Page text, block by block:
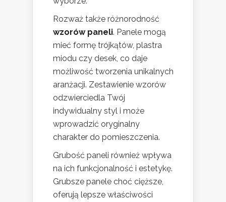
Rozważ także różnorodność
wzorów paneli. Panele mogą
mieć formę trójkątów, plastra
miodu czy desek, co daje
możliwość tworzenia unikalnych
aranżacji. Zestawienie wzorów
odzwierciedla Twój
indywidualny styl i może
wprowadzić oryginalny
charakter do pomieszczenia.
Grubość paneli również wpływa
na ich funkcjonalność i estetykę.
Grubsze panele choć cięższe,
oferują lepsze właściwości